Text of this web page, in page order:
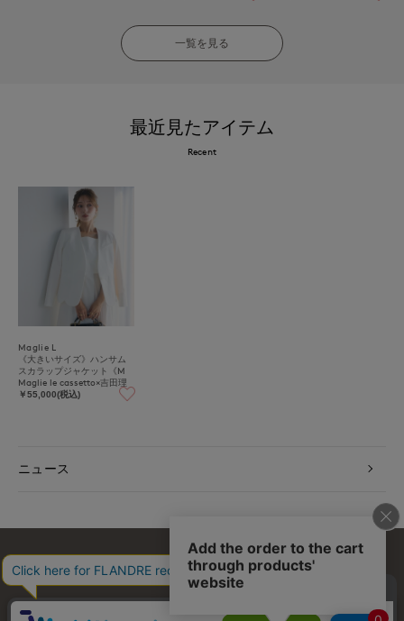
一覧を見る
最近見たアイテム
Recent
Maglie L
《大きいサイズ》ハンサム
スカラップジャケット《M
Maglie le cassetto×吉田理
紗》
￥55,000(税込)
ニュース
お問い合わせ 利用規約 会社概要 プライバシーポリシー